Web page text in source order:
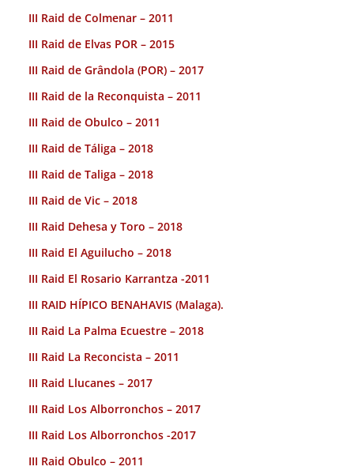
III Raid de Colmenar – 2011
III Raid de Elvas POR – 2015
III Raid de Grândola (POR) – 2017
III Raid de la Reconquista – 2011
III Raid de Obulco – 2011
III Raid de Táliga – 2018
III Raid de Taliga – 2018
III Raid de Vic – 2018
III Raid Dehesa y Toro – 2018
III Raid El Aguilucho – 2018
III Raid El Rosario Karrantza -2011
III RAID HÍPICO BENAHAVIS (Malaga).
III Raid La Palma Ecuestre – 2018
III Raid La Reconcista – 2011
III Raid Llucanes – 2017
III Raid Los Alborronchos – 2017
III Raid Los Alborronchos -2017
III Raid Obulco – 2011